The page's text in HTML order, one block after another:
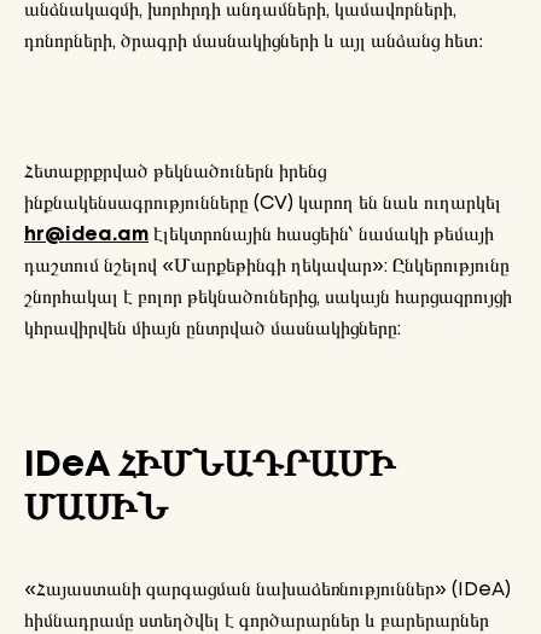
անձնակազմի, խորհրդի անդամների, կամավորների,
դոնորների, ծրագրի մասնակիցների և այլ անձանց հետ։
Հետաքրքրված թեկնածուներն իրենց
ինքնակենսագրությունները (CV) կարող են նաև ուղարկել
hr@idea.am էլեկտրոնային հասցեին՝ նամակի թեմայի
դաշտում նշելով «Մարքեթինգի ղեկավար»: Ընկերությունը
շնորհակալ է բոլոր թեկնածուներից, սակայն հարցազրույցի
կհրավիրվեն միայն ընտրված մասնակիցները:
IDeA ՀԻՄՆԱԴՐԱՄԻ
ՄԱՍԻՆ
«Հայաստանի զարգացման նախաձեռնություններ» (IDeA)
հիմնադրամը ստեղծվել է գործարարներ և բարերարներ